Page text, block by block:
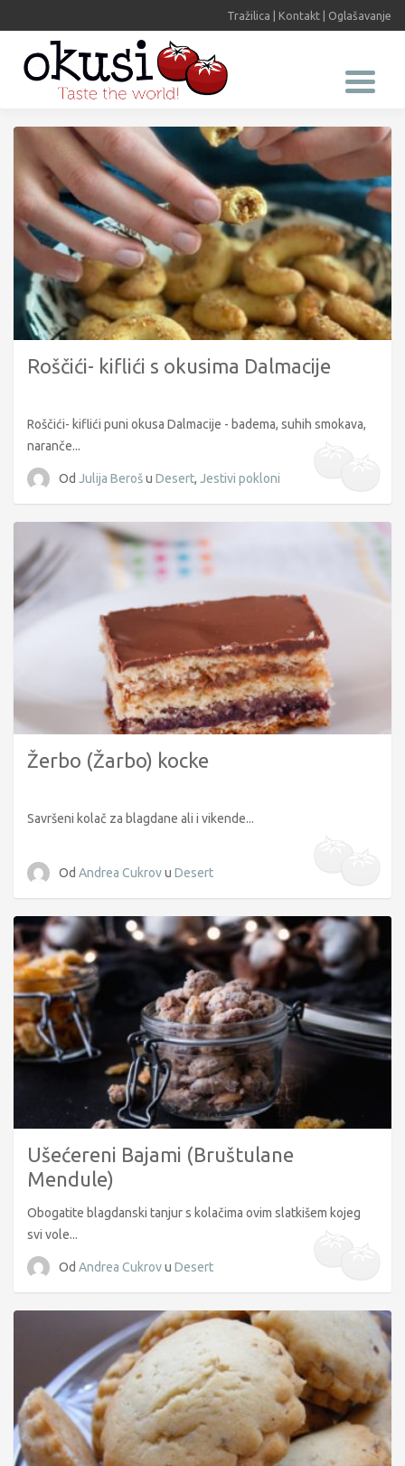
Tražilica Kontakt Oglašavanje
Roščići- kiflići s okusima Dalmacije
Roščići- kiflići puni okusa Dalmacije - badema, suhih smokava,
naranče...
Od Julija Berošu Desert, Jestivi pokloni
Žerbo (Žarbo) kocke
Savršeni kolač za blagdane ali i vikende...
Od Andrea Cukrovu Desert
Ušećereni Bajami (Bruštulane
Mendule)
Obogatite blagdanski tanjur s kolačima ovim slatkišem kojeg
svi vole...
Od Andrea Cukrovu Desert